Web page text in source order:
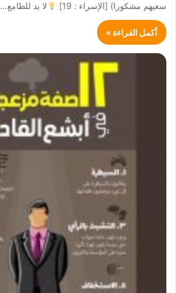
سعيهم مشكورا) [الإسراء : 19]
لا بد للطامع…
أكمل القراءة »